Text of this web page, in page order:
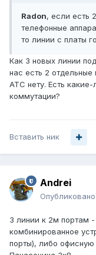
Radon, если есть
телефонные
то линии с платы
Как 3 новых линии
нас есть 2
АТС нету. Есть
коммутации?
Вставить ник
Andrei
Опубликовано
3 линии к 2м портам
комбинированное
порты), либо